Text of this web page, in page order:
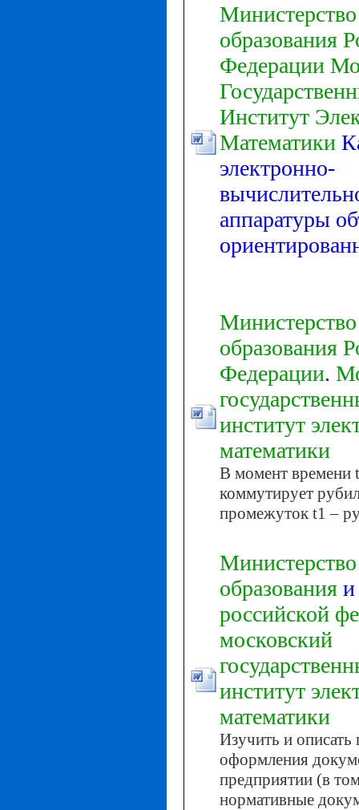
Министерство
образования
Федерации
Институт
Математики
электронно-
аппаратуры
Министерство
образования
Федерации.
институт
математики
В момент времени
коммутирует
промежуток t1 –
Министерство
образования и
российской
московский
институт
математики
Изучить и описать
оформления
предприятии (в
нормативные